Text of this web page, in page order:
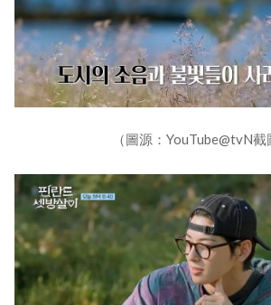
（圖源：YouTube@tvN截